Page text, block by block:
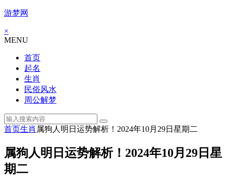
游梦网
×
MENU
首页
起名
生肖
民俗风水
周公解梦
首页生肖 属狗人明日运势解析！2024年10月29日星期二
属狗人明日运势解析！2024年10月29日星
期二